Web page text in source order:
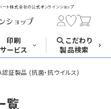
ート株式会社の公式オンラインショップ
洋形封筒 その他
印刷
サービス
こだわり
製品検索
認証製品 (抗菌・抗ウイルス)
覧